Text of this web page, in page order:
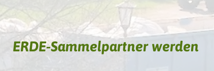
ERDE-Sammelpartner werden